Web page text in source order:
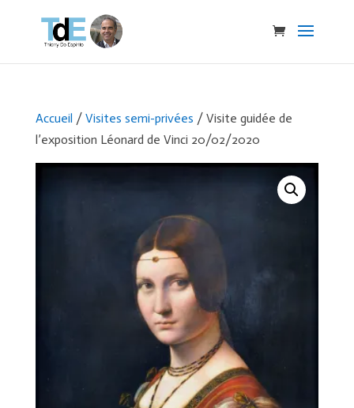
Accueil / Visites semi-privées / Visite guidée de
l’exposition Léonard de Vinci 20/02/2020